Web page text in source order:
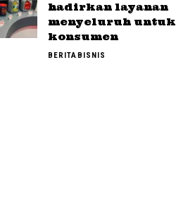
hadirkan layanan
menyeluruh untuk
konsumen
BERITABISNIS